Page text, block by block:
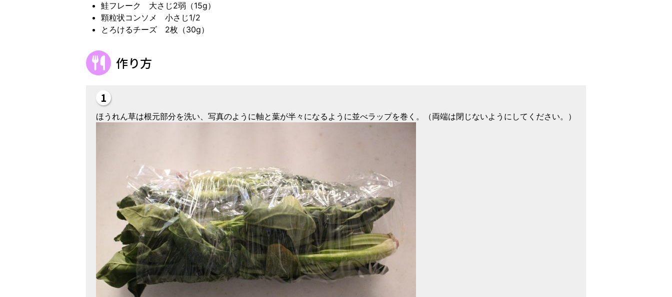
鮭フレーク 大さじ2弱（15g）
顆粒状コンソメ 小さじ1/2
とろけるチーズ 2枚（30g）
作り方
ほうれん草は根元部分を洗い、写真のように軸と葉が半々になるように並べラップを巻く。（両端は閉じないようにしてください。）